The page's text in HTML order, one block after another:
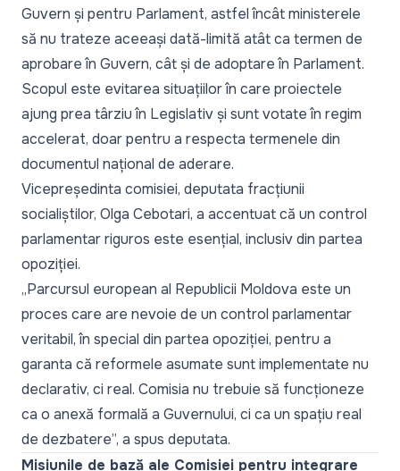
Guvern și pentru Parlament, astfel încât ministerele
să nu trateze aceeași dată-limită atât ca termen de
aprobare în Guvern, cât și de adoptare în Parlament.
Scopul este evitarea situațiilor în care proiectele
ajung prea târziu în Legislativ și sunt votate în regim
accelerat, doar pentru a respecta termenele din
documentul național de aderare.
Vicepreședinta comisiei, deputata fracțiunii
socialiștilor, Olga Cebotari, a accentuat că un control
parlamentar riguros este esențial, inclusiv din partea
opoziției.
„Parcursul european al Republicii Moldova este un
proces care are nevoie de un control parlamentar
veritabil, în special din partea opoziției, pentru a
garanta că reformele asumate sunt implementate nu
declarativ, ci real. Comisia nu trebuie să funcționeze
ca o anexă formală a Guvernului, ci ca un spațiu real
de dezbatere”, a spus deputata.
Misiunile de bază ale Comisiei pentru integrare